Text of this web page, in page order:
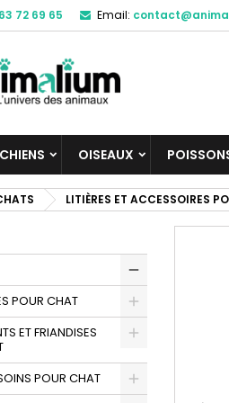
72 69 65 Email:
CHIENS OISEAUX
LITIÈRES ET ACCESSOIRES
POUR CHAT
ET FRIANDISES
POUR CHAT